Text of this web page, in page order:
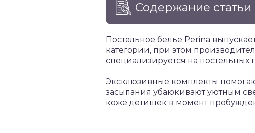
Содержание статьи
Постельное белье Perina
категории, при этом
специализируется на
Эксклюзивные комплекты
засыпания убаюкивают уютным
коже детишек в момент